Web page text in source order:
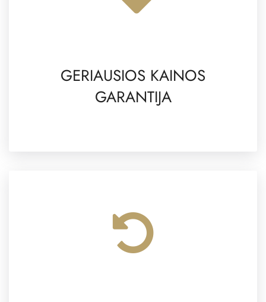
GERIAUSIOS KAINOS
GARANTIJA